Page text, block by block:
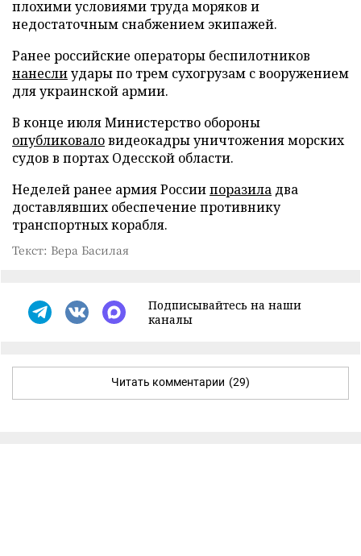
плохими условиями труда моряков и
недостаточным снабжением экипажей.
Ранее российские операторы беспилотников
нанеслиудары по трем сухогрузам с вооружением
для украинской армии.
В конце июля Министерство обороны
опубликоваловидеокадры уничтожения морских
судов в портах Одесской области.
Неделей ранее армия Россиипоразила два
доставлявших обеспечение противнику
транспортных корабля.
Текст: Вера Басилая
Подписывайтесь на наши
каналы
Читать комментарии (29)